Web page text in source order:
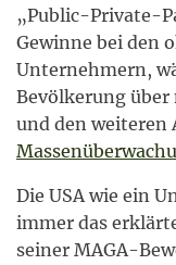
„Public-Private-
Gewinne bei den
Unternehmern,
Bevölkerung
und den weiteren
Die USA wie ein
immer das
seiner MAGA-